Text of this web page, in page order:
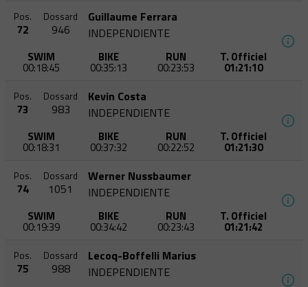
Pos.
72
Dossard
946
Guillaume Ferrara
INDEPENDIENTE
SWIM
00:18:45
BIKE
00:35:13
RUN
00:23:53
T. Officiel
01:21:10
Pos.
73
Dossard
983
Kevin Costa
INDEPENDIENTE
SWIM
00:18:31
BIKE
00:37:32
RUN
00:22:52
T. Officiel
01:21:30
Pos.
74
Dossard
1051
Werner Nussbaumer
INDEPENDIENTE
SWIM
00:19:39
BIKE
00:34:42
RUN
00:23:43
T. Officiel
01:21:42
Pos.
75
Dossard
988
Lecoq-Boffelli Marius
INDEPENDIENTE